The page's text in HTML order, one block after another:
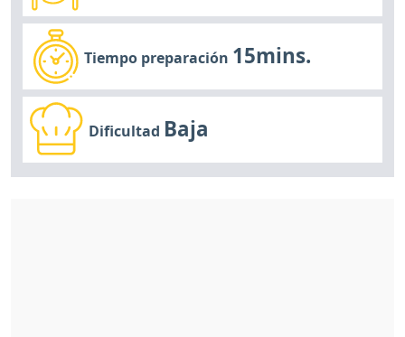
Tiempo preparación 15mins.
Dificultad Baja